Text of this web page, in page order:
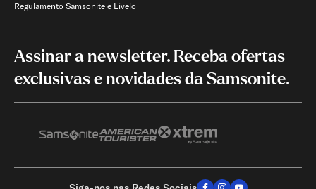
Regulamento Samsonite e Livelo
Assinar a newsletter. Receba ofertas
exclusivas e novidades da Samsonite.